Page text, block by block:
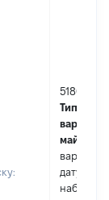
518000
Тип
вартості
майна:
вартість
дату
набуття